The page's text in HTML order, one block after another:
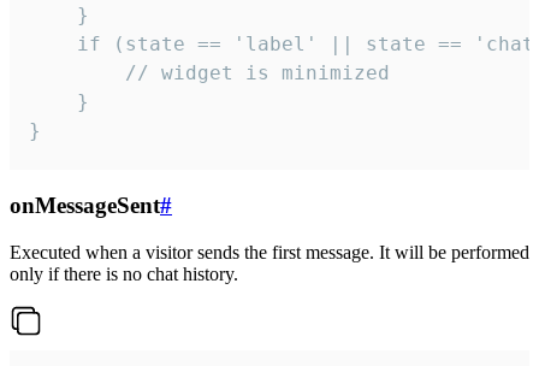
    }
if (state == 'label' || state ==
        // widget is minimized
    }
}
onMessageSent#
Executed when a visitor sends the first message. It will be performed
only if there is no chat history.